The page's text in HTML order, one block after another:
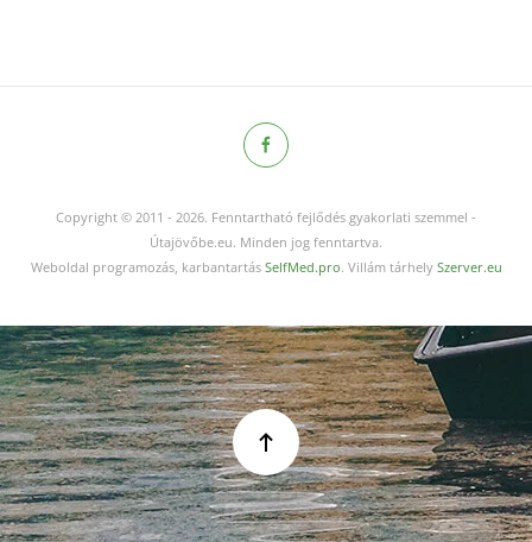
Copyright © 2011 - 2026. Fenntartható fejlődés gyakorlati szemmel -
Útajövőbe.eu. Minden jog fenntartva.
Weboldal programozás, karbantartás SelfMed.pro. Villám tárhely Szerver.eu